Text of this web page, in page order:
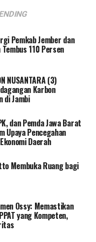
MCSP;
pertanahan
sembilan
masing daerah;
Kementerian
komitmen
dan aksi nyata
(*)
dan
pada tanggal
penyelenggaraan.
ujian akan
diikuti oleh 2.482
Azhar Indonesia,
orang pada 11-13
Agraria STPN,
pada 18-20 Agustus
Tahun 2026 ini,
Kepala BPSDM,
Pendaftaran Tanah
Acara
jajaran IPPAT
Pemkab Jember dan
110 Persen
NUSANTARA (3)
Karbon
di Jambi
dan Pemda Jawa Barat
Upaya Pencegahan
Daerah
Membuka Ruang bagi
Ossy: Memastikan
yang Kompeten,